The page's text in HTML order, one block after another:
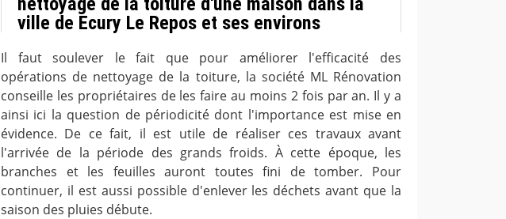
ville de Ecury Le Repos et ses environs
Il faut soulever le fait que pour améliorer l'efficacité des
opérations de nettoyage de la toiture, la société ML Rénovation
conseille les propriétaires de les faire au moins 2 fois par an. Il y a
ainsi ici la question de périodicité dont l'importance est mise en
évidence. De ce fait, il est utile de réaliser ces travaux avant
l'arrivée de la période des grands froids. À cette époque, les
branches et les feuilles auront toutes fini de tomber. Pour
continuer, il est aussi possible d'enlever les déchets avant que la
saison des pluies débute.